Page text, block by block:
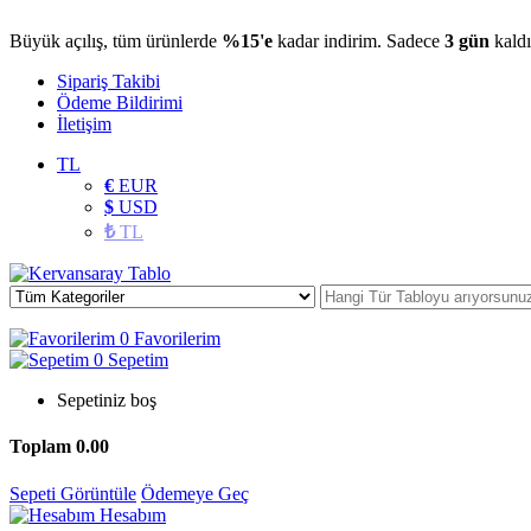
Büyük açılış, tüm ürünlerde %15'e kadar indirim. Sadece 3 gün
Sipariş Takibi
Ödeme Bildirimi
İletişim
TL
€ EUR
$ USD
₺TL
0 Favorilerim
0 Sepetim
Sepetiniz boş
Toplam 0.00
Sepeti Görüntüle Ödemeye Geç
Hesabım